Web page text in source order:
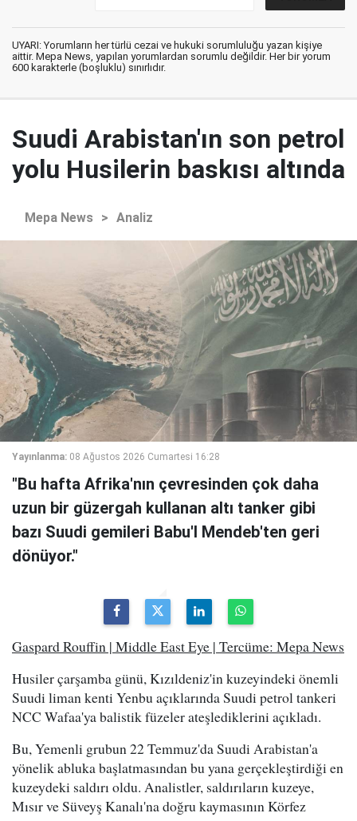
UYARI: Yorumların her türlü cezai ve hukuki sorumluluğu yazan kişiye
aittir. Mepa News, yapılan yorumlardan sorumlu değildir. Her bir yorum
600 karakterle (boşluklu) sınırlıdır.
Suudi Arabistan'ın son petrol
yolu Husilerin baskısı altında
Mepa News > Analiz
Yayınlanma: 08 Ağustos 2026 Cumartesi 16:28
"Bu hafta Afrika'nın çevresinden çok daha
uzun bir güzergah kullanan altı tanker gibi
bazı Suudi gemileri Babu'l Mendeb'ten geri
dönüyor."
Gaspard Rouffin | Middle East Eye | Tercüme: Mepa News
Husiler çarşamba günü, Kızıldeniz'in kuzeyindeki önemli
Suudi liman kenti Yenbu açıklarında Suudi petrol tankeri
NCC Wafaa'ya balistik füzeler ateşlediklerini açıkladı.
Bu, Yemenli grubun 22 Temmuz'da Suudi Arabistan'a
yönelik abluka başlatmasından bu yana gerçekleştirdiği en
kuzeydeki saldırı oldu. Analistler, saldırıların kuzeye,
Mısır ve Süveyş Kanalı'na doğru kaymasının Körfez